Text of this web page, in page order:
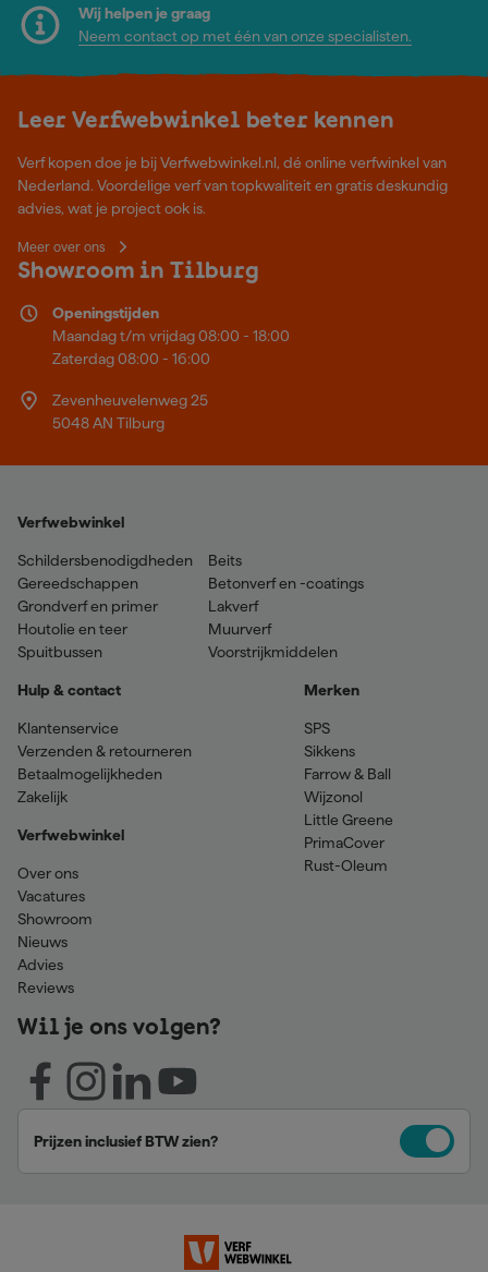
Wij helpen je graag
Neem contact op met één van onze specialisten.
Leer Verfwebwinkel beter kennen
Verf kopen doe je bij Verfwebwinkel.nl, dé online verfwinkel van
Nederland. Voordelige verf van topkwaliteit en gratis deskundig
advies, wat je project ook is.
Meer over ons
Showroom in Tilburg
Openingstijden
Maandag t/m vrijdag 08:00 - 18:00
Zaterdag 08:00 - 16:00
Zevenheuvelenweg 25
5048 AN Tilburg
Verfwebwinkel
Schildersbenodigdheden
Gereedschappen
Grondverf en primer
Houtolie en teer
Spuitbussen
Beits
Betonverf en -coatings
Lakverf
Muurverf
Voorstrijkmiddelen
Hulp & contact
Klantenservice
Verzenden & retourneren
Betaalmogelijkheden
Zakelijk
Verfwebwinkel
Over ons
Vacatures
Showroom
Nieuws
Advies
Reviews
Merken
SPS
Sikkens
Farrow & Ball
Wijzonol
Little Greene
PrimaCover
Rust-Oleum
Wil je ons volgen?
Prijzen inclusief BTW zien?